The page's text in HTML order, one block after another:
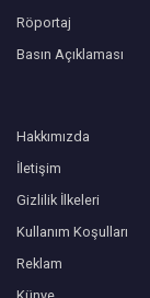
Röportaj
Basın Açıklaması
Hakkımızda
İletişim
Gizlilik İlkeleri
Kullanım Koşulları
Reklam